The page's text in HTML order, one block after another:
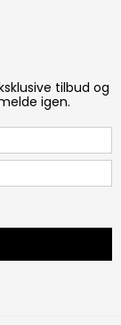
tilbud og
igen.